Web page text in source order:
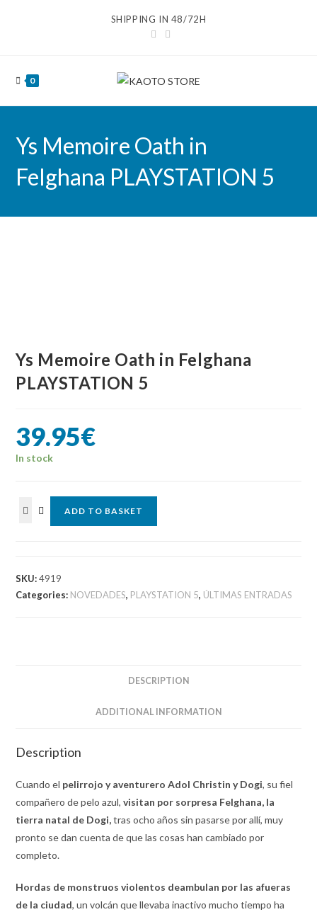
SHIPPING IN 48/72H
0
Ys Memoire Oath in
Felghana PLAYSTATION 5
Ys Memoire Oath in Felghana
PLAYSTATION 5
39.95€
In stock
Felghana
PLAYSTATION
ADD TO BASKET
SKU:4919
Categories: NOVEDADES, PLAYSTATION 5, ÚLTIMAS ENTRADAS
DESCRIPTION
ADDITIONAL INFORMATION
Description
Cuando el pelirrojo y aventurero Adol Christin y Dogi, su fiel
compañero de pelo azul,visitan por sorpresa Felghana, la
tierra natal de Dogi,tras ocho años sin pasarse por allí, muy
pronto se dan cuenta de que las cosas han cambiado por
completo.
Hordas de monstruos violentos deambulan por las afueras
de la ciudad, un volcán que llevaba inactivo mucho tiempo ha